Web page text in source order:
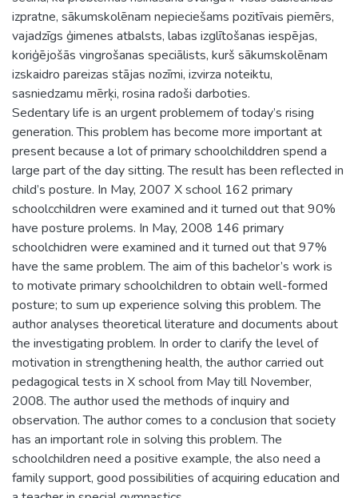
izpratne, sākumskolēnam nepieciešams pozitīvais piemērs,
vajadzīgs ģimenes atbalsts, labas izglītošanas iespējas,
koriģējošās vingrošanas speciālists, kurš sākumskolēnam
izskaidro pareizas stājas nozīmi, izvirza noteiktu,
sasniedzamu mērķi, rosina radoši darboties.
Sedentary life is an urgent problemem of today’s rising
generation. This problem has become more important at
present because a lot of primary schoolchilddren spend a
large part of the day sitting. The result has been reflected in
child’s posture. In May, 2007 X school 162 primary
schoolcchildren were examined and it turned out that 90%
have posture prolems. In May, 2008 146 primary
schoolchidren were examined and it turned out that 97%
have the same problem. The aim of this bachelor’s work is
to motivate primary schoolchildren to obtain well-formed
posture; to sum up experience solving this problem. The
author analyses theoretical literature and documents about
the investigating problem. In order to clarify the level of
motivation in strengthening health, the author carried out
pedagogical tests in X school from May till November,
2008. The author used the methods of inquiry and
observation. The author comes to a conclusion that society
has an important role in solving this problem. The
schoolchildren need a positive example, the also need a
family support, good possibilities of acquiring education and